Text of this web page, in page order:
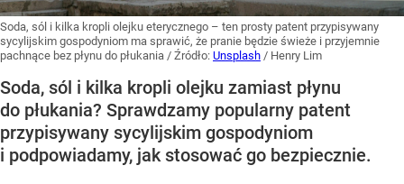
Soda, sól i kilka kropli olejku eterycznego – ten prosty patent przypisywany
sycylijskim gospodyniom ma sprawić, że pranie będzie świeże i przyjemnie
pachnące bez płynu do płukania / Źródło: Unsplash / Henry Lim
Soda, sól i kilka kropli olejku zamiast płynu
do płukania? Sprawdzamy popularny patent
przypisywany sycylijskim gospodyniom
i podpowiadamy, jak stosować go bezpiecznie.